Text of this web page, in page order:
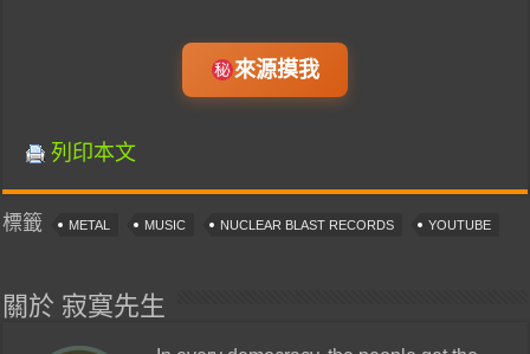
來源摸我
列印本文
標籤 METAL MUSIC NUCLEAR BLAST RECORDS YOUTUBE
關於 寂寞先生